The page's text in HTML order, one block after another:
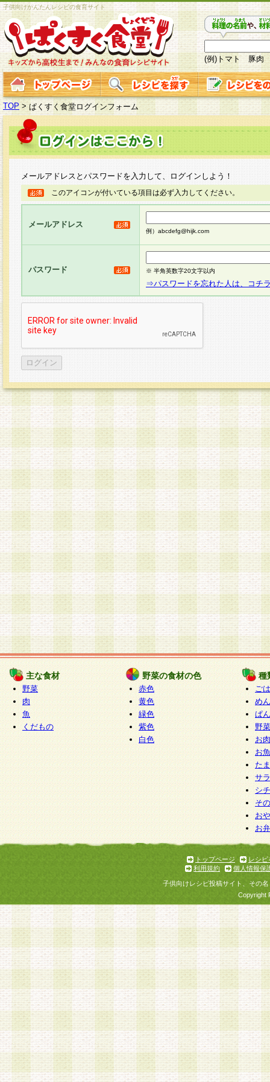
子供向けかんたんレシピの食育サイト
(例)トマト 豚肉
TOP > ぱくすく食堂ログインフォーム
メールアドレスとパスワードを入力して、ログインしよう！
このアイコンが付いている項目は必ず入力してください。
メールアドレス
例）abcdefg@hijk.com
パスワード ※ 半角英数字20文字以内
⇒パスワードを忘れた人は、コチ
主な食材
野菜
肉
魚
くだもの
野菜の食材の色
赤色
黄色
緑色
紫色
白色
種
ご
めん
ぱん
野
お
お
た
サ
シ
そ
お
お
トップページ
レシピ
利用規約
個人情報保
子供向けレシピ投稿サイト、その
Copyright